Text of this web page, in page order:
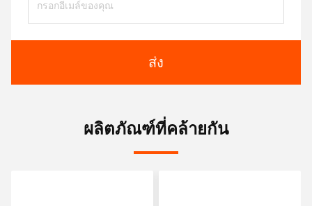
ส่ง
ผลิตภัณฑ์ที่คล้ายกัน